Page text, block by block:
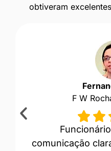
obtiveram
F W
comunicação